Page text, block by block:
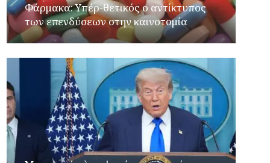
Φάρμακα: Υπέρ-θετικός ο αντίκτυπος
των επενδύσεων στην καινοτομία